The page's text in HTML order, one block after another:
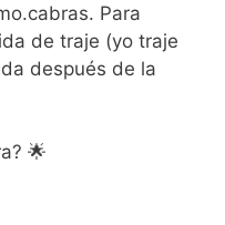
Para
de traje (yo traje
después de la
🌟